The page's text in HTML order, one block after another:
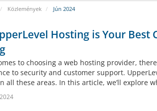
Közlemények Jún 2024
Hosting is Your
to choosing a web hosting provider,
to security and customer support.
all these areas. In this article, we’ll explore